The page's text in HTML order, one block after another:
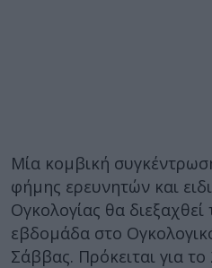
Μία κομβική
φήμης ερευνητών και
Ογκολογίας θα
εβδομάδα στο
Σάββας. Πρόκειται για